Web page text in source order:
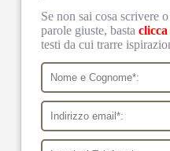
Se non sai cosa scrivere
parole giuste, basta
testi da cui trarre